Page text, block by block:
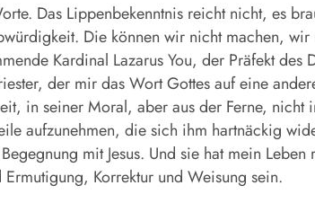
Das Lippenbekenntnis reicht nicht, es
Die können wir nicht machen,
Kardinal Lazarus You, der Präfekt
der mir das Wort Gottes auf eine
in seiner Moral, aber aus der Ferne,
aufzunehmen, die sich ihm hartnäckig
mit Jesus. Und sie hat mein
Ermutigung, Korrektur und Weisung sein.